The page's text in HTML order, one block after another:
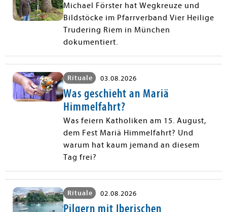
Michael Förster hat Wegkreuze und
Bildstöcke im Pfarrverband Vier Heilige
Trudering Riem in München
dokumentiert.
Rituale 03.08.2026
Was geschieht an Mariä
Himmelfahrt?
Was feiern Katholiken am 15. August,
dem Fest Mariä Himmelfahrt? Und
warum hat kaum jemand an diesem
Tag frei?
Rituale 02.08.2026
Pilgern mit Iberischen